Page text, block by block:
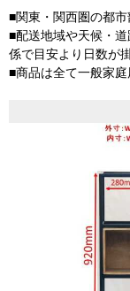
■関東・関西圏の都
■配送地域や天候・
係で目安より日数が
■商品は全て一般家庭